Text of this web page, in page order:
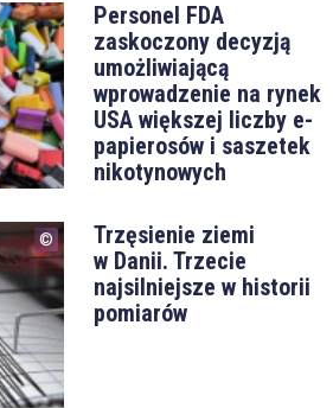
Personel FDA
zaskoczony decyzją
umożliwiającą
wprowadzenie na rynek
USA większej liczby e-
papierosów i saszetek
nikotynowych
Trzęsienie ziemi
w Danii. Trzecie
najsilniejsze w historii
pomiarów